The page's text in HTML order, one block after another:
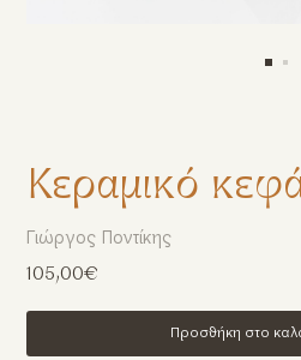
Γιώργος Ποντίκης
105,00€
Προσθήκη στο
Κεραμικό